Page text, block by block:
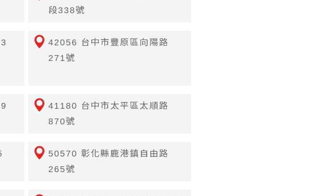
段338號
42056 台中市豐原區向陽路
271號
41180 台中市太平區太順路
870號
50570 彰化縣鹿港鎮自由路
265號